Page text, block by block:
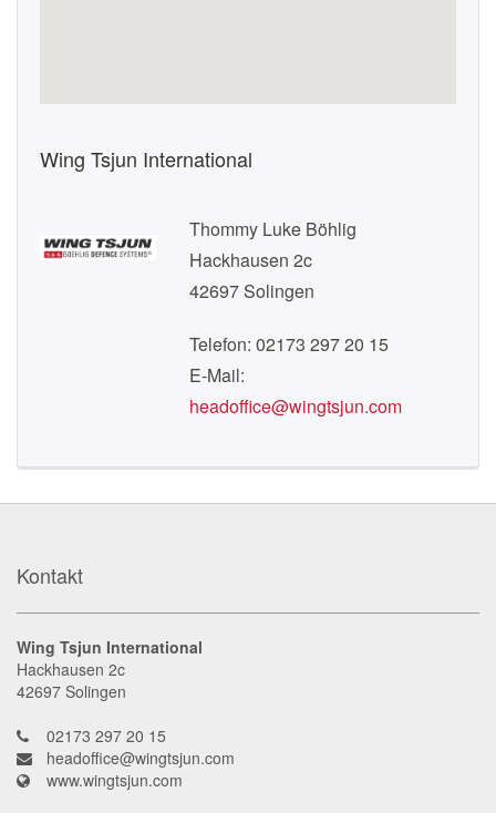
Wing Tsjun International
Thommy Luke Böhlig
Hackhausen 2c
42697 Solingen
Telefon: 02173 297 20 15
E-Mail:
headoffice@wingtsjun.com
Kontakt
Wing Tsjun International
Hackhausen 2c
42697 Solingen
02173 297 20 15
headoffice@wingtsjun.com
www.wingtsjun.com